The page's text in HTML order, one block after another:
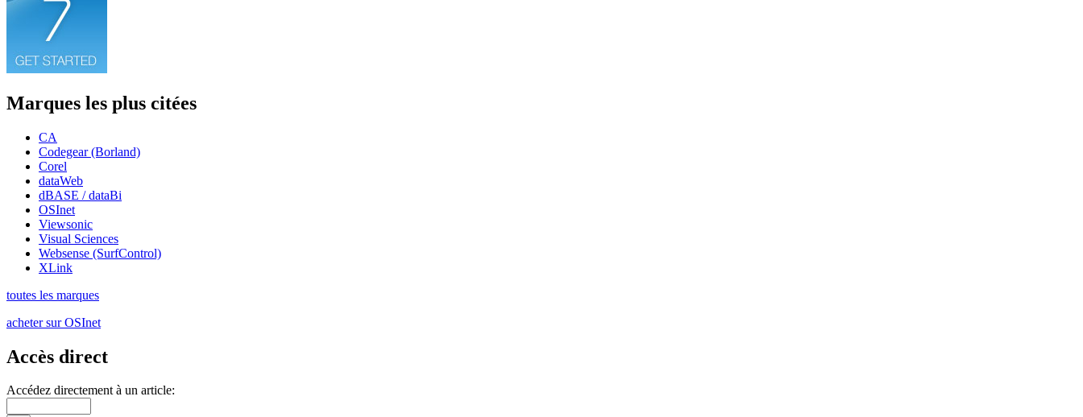
Marques les plus citées
CA
Codegear (Borland)
Corel
dataWeb
dBASE / dataBi
OSInet
Viewsonic
Visual Sciences
Websense (SurfControl)
XLink
toutes les marques
acheter sur OSInet
Accès direct
Accédez directement à un article: